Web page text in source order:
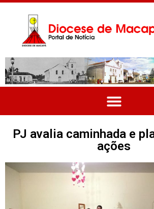
PJ avalia caminhada e
ações